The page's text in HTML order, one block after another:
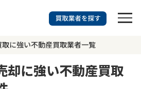
業者を探す
底地
に強い不動産買取業者一覧
却に強い不動産買取